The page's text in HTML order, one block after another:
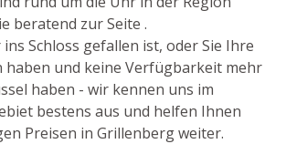
beratend zur Seite .
Schloss gefallen ist, oder Sie Ihre
haben und keine Verfügbarkeit mehr
haben - wir kennen uns im
bestens aus und helfen Ihnen
Preisen in Grillenberg weiter.